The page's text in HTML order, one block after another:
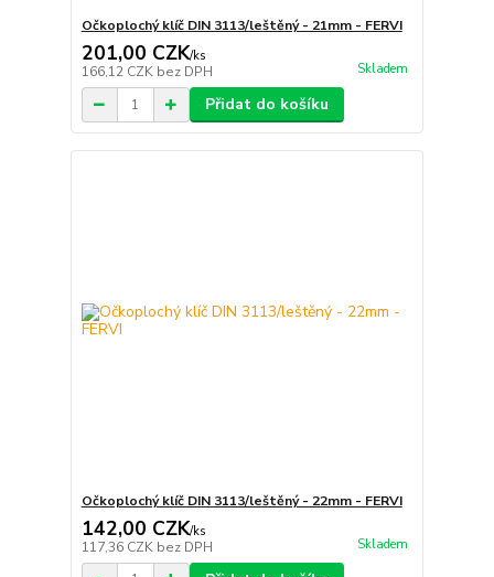
Očkoplochý klíč DIN 3113/leštěný - 21mm - FERVI
201,00 CZK/ks
166,12 CZK bez DPH Skladem
Přidat do košíku
Očkoplochý klíč DIN 3113/leštěný - 22mm - FERVI
142,00 CZK/ks
117,36 CZK bez DPH Skladem